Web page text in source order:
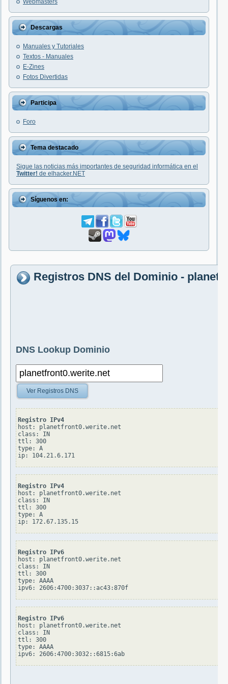
Webmasters
Descargas
Manuales y Tutoriales
Textos - Manuales
E-Zines
Fotos Divertidas
Participa
Foro
Tema destacado
Sigue las noticias más importantes de seguridad informática en el
Twitter! de elhacker.NET
Síguenos en:
Registros DNS del Dominio -
DNS Lookup Dominio
Ver Registros DNS
Registro IPv4
host: planetfront0.werite.net
class: IN
ttl: 300
type: A
Registro IPv4
host: planetfront0.werite.net
class: IN
ttl: 300
type: A
Registro IPv6
host: planetfront0.werite.net
class: IN
ttl: 300
type: AAAA
Registro IPv6
host: planetfront0.werite.net
class: IN
ttl: 300
type: AAAA